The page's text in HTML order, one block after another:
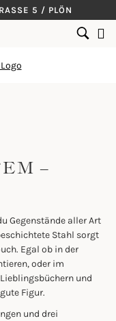
5 / PLÖN
SUCHEN
NACH:
–
Gegenstände aller Art
Stahl sorgt
Egal ob in der
oder im
und
Figur.
und drei